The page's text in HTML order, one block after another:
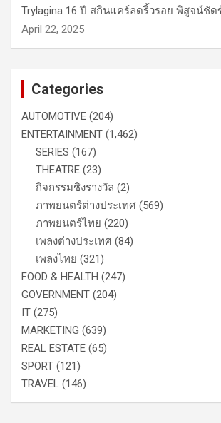
Trylagina 16 ปี สกินแคร์ลดริ้วรอย พิสูจน์ชั
April 22, 2025
Categories
AUTOMOTIVE (204)
ENTERTAINMENT (1,462)
SERIES (167)
THEATRE (23)
กิจกรรมชิงรางวัล (2)
ภาพยนตร์ต่างประเทศ (569)
ภาพยนตร์ไทย (220)
เพลงต่างประเทศ (84)
เพลงไทย (321)
FOOD & HEALTH (247)
GOVERNMENT (204)
IT (275)
MARKETING (639)
REAL ESTATE (65)
SPORT (121)
TRAVEL (146)